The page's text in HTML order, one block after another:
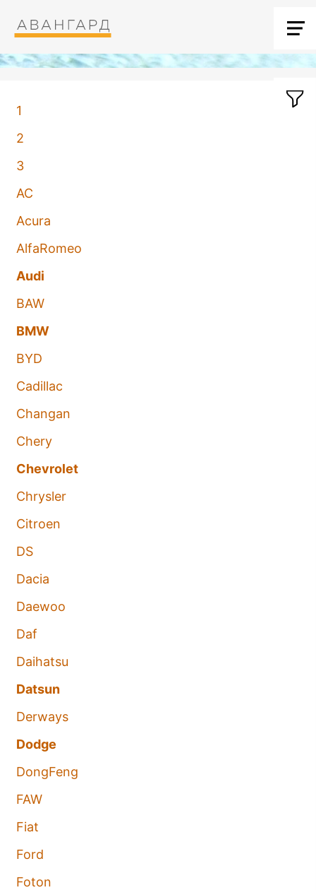
1
2
3
AC
Acura
AlfaRomeo
Audi
BAW
BMW
BYD
Cadillac
Changan
Chery
Chevrolet
Chrysler
Citroen
DS
Dacia
Daewoo
Daf
Daihatsu
Datsun
Derways
Dodge
DongFeng
FAW
Fiat
Ford
Foton